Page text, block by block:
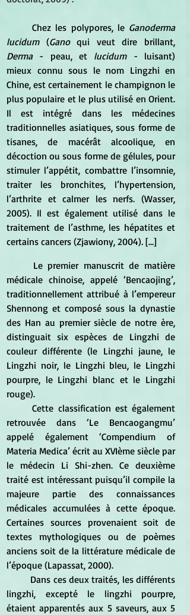
	Chez les polypores, le
Ganoderma
lucidum (Gano
Derma - peau, et lucidum - luisant)
mieux connu sous le nom Lingzhi en
Chine, est certainement le champignon le
plus populaire et le plus utilisé en Orient.
Il est intégré dans les médecines
traditionnelles asiatiques, sous forme de
tisanes, de macérât alcoolique, en
décoction ou sous forme de gélules, pour
stimuler l’appétit, combattre l’insomnie,
traiter les bronchites, l’hypertension,
l’arthrite et calmer les nerfs. (Wasser,
2005). Il est également utilisé dans le
traitement de l’asthme, les hépatites et
certains cancers (Zjawiony, 2004). [...]
médicale chinoise, appelé ‘Bencaojing’,
traditionnellement attribué à l’empereur
Shennong et composé sous la dynastie
des Han au premier siècle de notre ère,
distinguait six espèces de Lingzhi de
couleur différente (le Lingzhi jaune, le
Lingzhi noir, le Lingzhi bleu, le Lingzhi
pourpre, le Lingzhi blanc et le Lingzhi
rouge).
	Cette classification est également
retrouvée dans ‘Le Bencaogangmu’
appelé également ‘Compendium of
Materia Medica’ écrit au XVIème siècle par
le médecin Li Shi-zhen. Ce deuxième
traité est intéressant puisqu’il compile la
majeure partie des connaissances
médicales accumulées à cette époque.
Certaines sources provenaient soit de
textes mythologiques ou de poèmes
anciens soit de la littérature médicale de
l’époque (Lapassat, 2000).
lingzhi, excepté le lingzhi pourpre,
étaient apparentés aux 5 saveurs, aux 5